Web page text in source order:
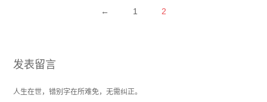
← 1 2
发表留言
人生在世，错别字在所难免，无需纠正。